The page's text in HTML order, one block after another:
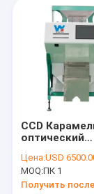
CCD
оптический
Цена:USD
MOQ:ПК 1
Получить